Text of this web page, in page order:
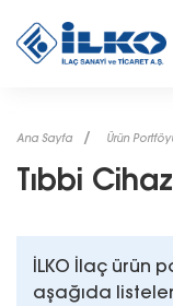
Ana Sayfa Ürün
Tıbbi
İLKO İlaç ürün
aşağıda